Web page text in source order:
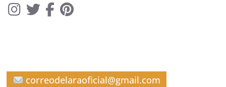
correodelaraoficial@gmail.com